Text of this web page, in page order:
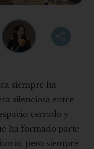
siempre ha
silenciosa entre
cerrado y
ha formado parte
pero siempre